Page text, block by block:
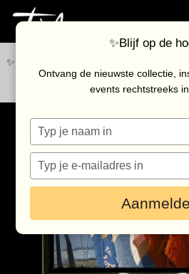
✨Blijf op de hoogte van de nieuwste
onze
Collectie
Galerie
Kunstenaars
Outlet
Bezoek de galerie
Inkoop
✨Blijf op de
Ontvang de nieuwste collectie,
events rechtstreeks
Typ
je
naam
Typ
je
e-
in